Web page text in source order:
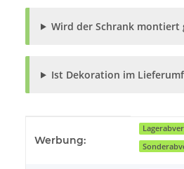
Wird der Schrank montiert
Ist Dekoration im
Werbung: